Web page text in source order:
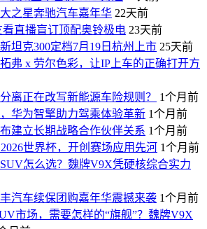
之星奔驰汽车嘉年华 22天前
直播盲订顶配奥铃极电 23天前
坦克300定档7月19日杭州上市 25天前
弗 x 劳尔色彩，让IP上车的正确打开方
离正在改写新能源车险规则？
1个月前
华为智擎助力驾乘体验革新 1个月前
建立长期战略合作伙伴关系 1个月前
世界杯，开创赛场应用先河 1个月前
怎么选？魏牌V9X凭硬核综合实力
汽车续保团购嘉年华震撼来袭 1个月前
市场，需要怎样的“旗舰”？魏牌V9X